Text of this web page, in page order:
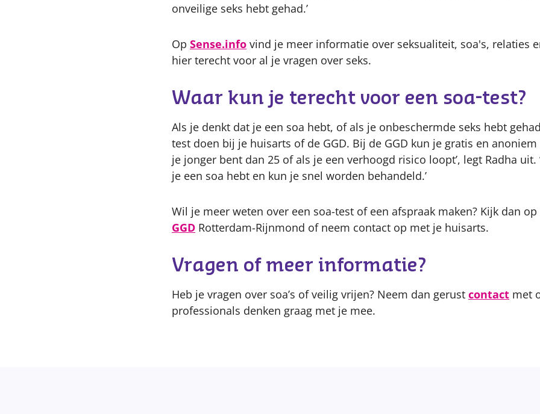
onveilige seks hebt gehad.’
Op Sense.info vind je meer informatie over seksualiteit, soa's, relaties
hier terecht voor al je vragen over seks.
Waar kun je terecht voor een soa-test?
Als je denkt dat je een soa hebt, of als je onbeschermde seks hebt
test doen bij je huisarts of de GGD. Bij de GGD kun je gratis en
je jonger bent dan 25 of als je een verhoogd risico loopt’, legt Radha uit.
je een soa hebt en kun je snel worden behandeld.’
Wil je meer weten over een soa-test of een afspraak maken? Kijk dan op
GGD Rotterdam-Rijnmond of neem contact op met je huisarts.
Vragen of meer informatie?
Heb je vragen over soa’s of veilig vrijen? Neem dan gerust contact met
professionals denken graag met je mee.